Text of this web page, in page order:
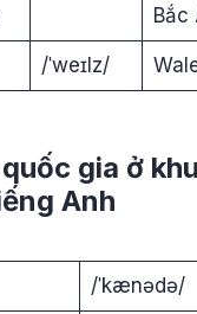
Bắc
/ˈweɪlz/
gia ở
Anh
/ˈkænədə/